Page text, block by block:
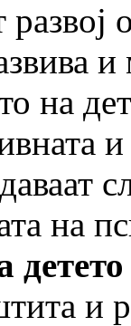
на
на
и